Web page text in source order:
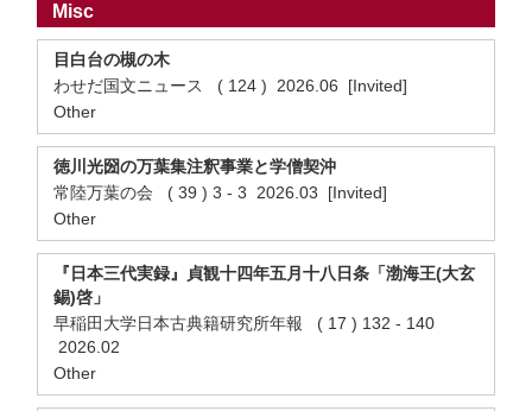
Misc
目白台の槻の木
わせだ国文ニュース ( 124 ) 2026.06 [Invited]
Other
徳川光圀の万葉集注釈事業と学僧契沖
常陸万葉の会 ( 39 ) 3 - 3 2026.03 [Invited]
Other
『日本三代実録』貞観十四年五月十八日条「渤海王(大玄
錫)啓」
早稲田大学日本古典籍研究所年報 ( 17 ) 132 - 140
2026.02
Other